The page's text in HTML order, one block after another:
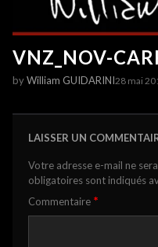
VNZ_NOV-
byWilliam GUIDARINI28 mai
LAISSER UN
Votre adresse e-mail ne
obligatoires sont indiqués
Commentaire *